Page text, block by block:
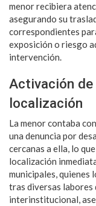
menor recibiera
asegurando su
correspondientes
exposición o riesgo
intervención.
Activación
localización
La menor contaba
una denuncia por
cercanas a ella, lo
localización
municipales, quienes
tras diversas labores
interinstitucional,